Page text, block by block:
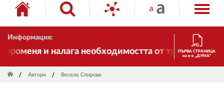
Информация:
и налага необходимостта от
ПЪРВА СТРАНИЦА
на в-к „ДУМА“
Автори Весела Спирова